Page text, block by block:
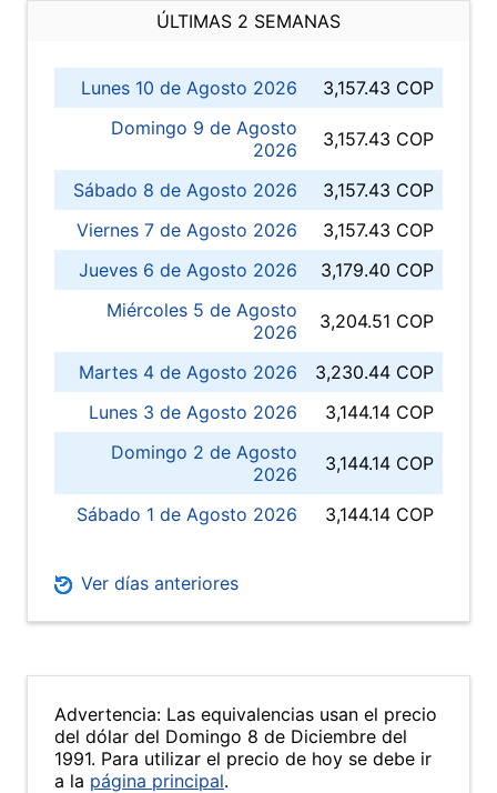
ÚLTIMAS 2 SEMANAS
Lunes 10 de Agosto 2026
3,157.43 COP
Domingo 9 de Agosto
2026
3,157.43 COP
Sábado 8 de Agosto 2026
3,157.43 COP
Viernes 7 de Agosto 2026
3,157.43 COP
Jueves 6 de Agosto 2026
3,179.40 COP
Miércoles 5 de Agosto
2026
3,204.51 COP
Martes 4 de Agosto 2026
3,230.44 COP
Lunes 3 de Agosto 2026
3,144.14 COP
Domingo 2 de Agosto
2026
3,144.14 COP
Sábado 1 de Agosto 2026 3,144.14 COP
Ver días anteriores
Advertencia: Las equivalencias usan el precio
del dólar del Domingo 8 de Diciembre del
1991. Para utilizar el precio de hoy se debe ir
a la página principal.